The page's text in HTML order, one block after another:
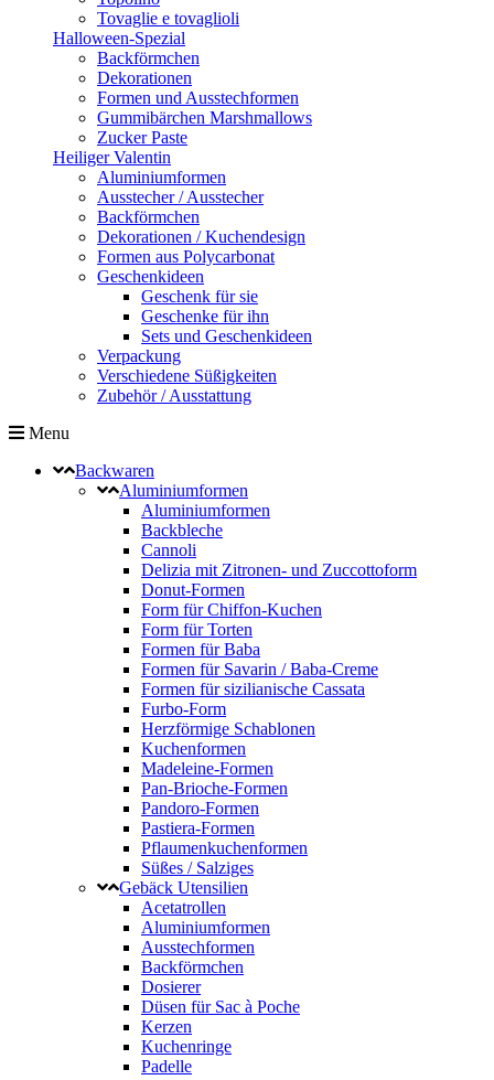
Tovaglie e tovaglioli
Halloween-Spezial
Backförmchen
Dekorationen
Formen und Ausstechformen
Gummibärchen Marshmallows
Zucker Paste
Heiliger Valentin
Aluminiumformen
Ausstecher / Ausstecher
Backförmchen
Dekorationen / Kuchendesign
Formen aus Polycarbonat
Geschenkideen
Geschenk für sie
Geschenke für ihn
Sets und Geschenkideen
Verpackung
Verschiedene Süßigkeiten
Zubehör / Ausstattung
Menu
Backwaren
Aluminiumformen
Aluminiumformen
Backbleche
Cannoli
Delizia mit Zitronen- und Zuccottoform
Donut-Formen
Form für Chiffon-Kuchen
Form für Torten
Formen für Baba
Formen für Savarin / Baba-Creme
Formen für sizilianische Cassata
Furbo-Form
Herzförmige Schablonen
Kuchenformen
Madeleine-Formen
Pan-Brioche-Formen
Pandoro-Formen
Pastiera-Formen
Pflaumenkuchenformen
Süßes / Salziges
Gebäck Utensilien
Acetatrollen
Aluminiumformen
Ausstechformen
Backförmchen
Dosierer
Düsen für Sac à Poche
Kerzen
Kuchenringe
Padelle